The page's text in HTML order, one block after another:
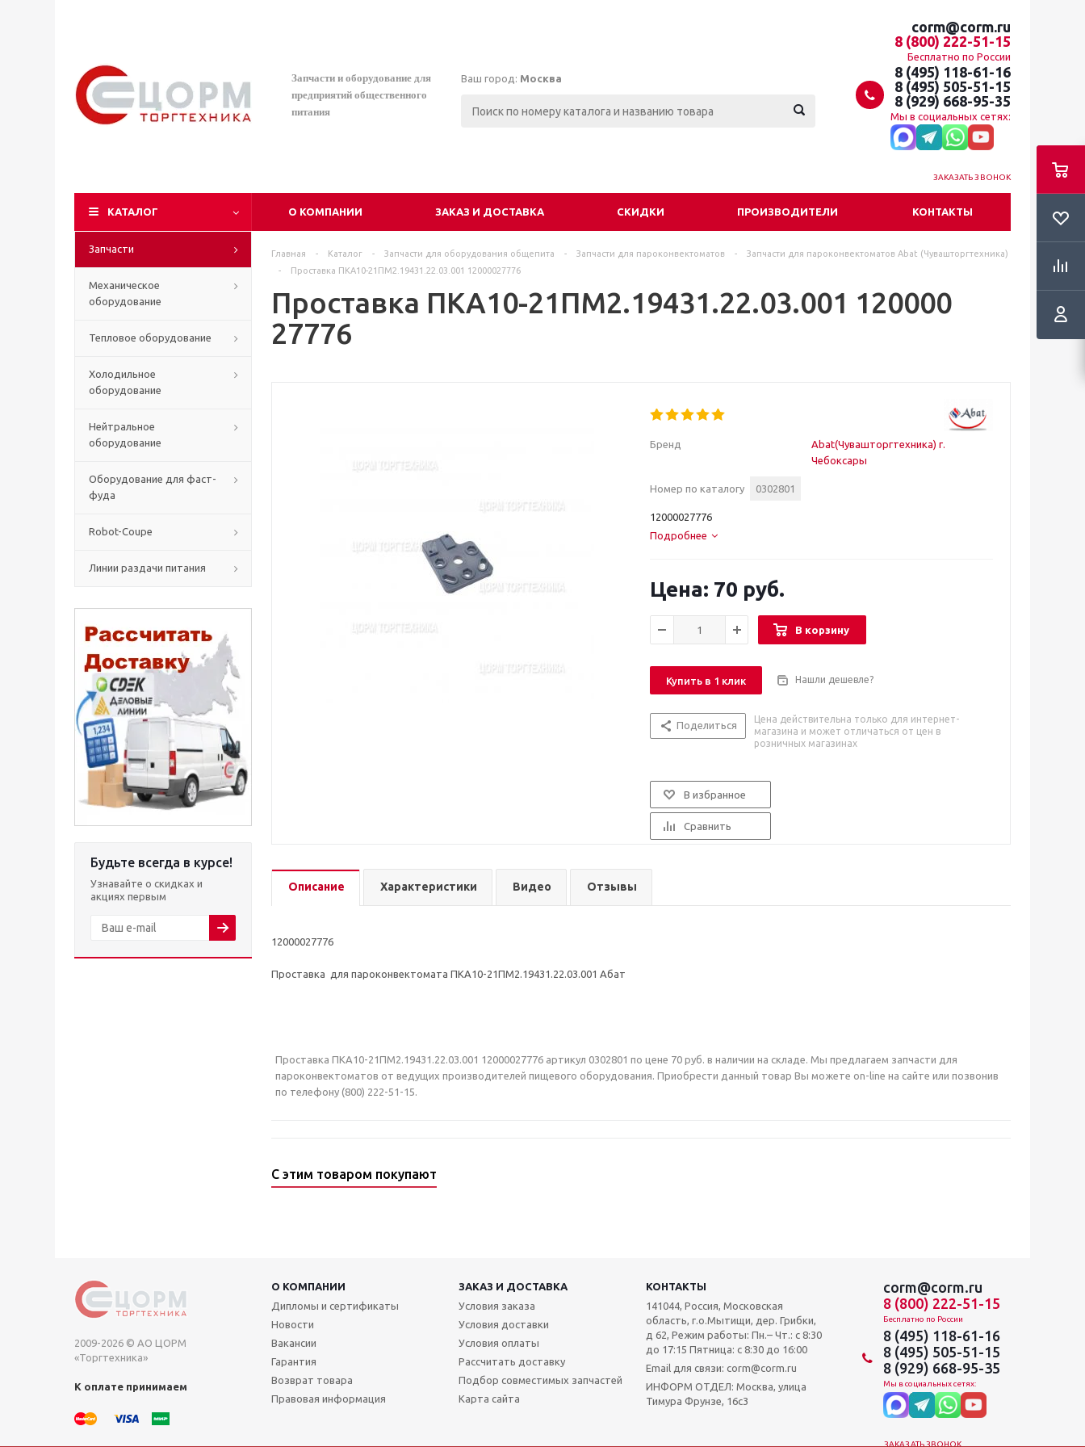
Запчасти и оборудование для
предприятий общественного
питания
Ваш город: Москва
corm@corm.ru
8 (800) 222-51-15
Бесплатно по России
8 (495) 118-61-16
8 (495) 505-51-15
8 (929) 668-95-35
Мы в социальных сетях:
ЗАКАЗАТЬ ЗВОНОК
КАТАЛОГ О КОМПАНИИ ЗАКАЗ И ДОСТАВКА СКИДКИ ПРОИЗВОДИТЕЛИ КОНТАКТЫ
Запчасти
Механическое
оборудование
Тепловое оборудование
Холодильное
оборудование
Нейтральное
оборудование
Оборудование для фаст-
фуда
Robot-Coupe
Линии раздачи питания
Будьте всегда в курсе!
Узнавайте о скидках и
акциях первым
Главная - Каталог - Запчасти для оборудования общепита - Запчасти для пароконвектоматов -
Запчасти для пароконвектоматов Abat (Чувашторгтехника)
-
Проставка ПКА10-21ПМ2.19431.22.03.001 12000027776
Проставка ПКА10-21ПМ2.19431.22.03.001 120000
27776
Бренд
Abat(Чувашторгтехника) г.
Чебоксары
Номер по каталогу 0302801
12000027776
Подробнее
70 руб.
В корзину
Купить в 1 клик Нашли дешевле?
Поделиться
Цена действительна только для интернет-
магазина и может отличаться от цен в
розничных магазинах
В избранное
Сравнить
Описание Характеристики Видео Отзывы
12000027776
Проставка для пароконвектомата ПКА10-21ПМ2.19431.22.03.001 Абат
Проставка ПКА10-21ПМ2.19431.22.03.001 12000027776 артикул 0302801 по цене 70 руб. в наличии на складе. Мы предлагаем запчасти для
пароконвектоматов от ведущих производителей пищевого оборудования. Приобрести данный товар Вы можете on-line на сайте или позвонив
по телефону (800) 222-51-15.
С этим товаром покупают
2009-2026 © АО ЦОРМ
«Торгтехника»
К оплате принимаем
О КОМПАНИИ ЗАКАЗ И ДОСТАВКА
КОНТАКТЫ
Дипломы и сертификаты
Новости
Вакансии
Гарантия
Возврат товара
Правовая информация
Условия заказа
Условия доставки
Условия оплаты
Рассчитать доставку
Подбор совместимых запчастей
Карта сайта
141044, Россия, Московская
область, г.о.Мытищи, дер. Грибки,
д 62, Режим работы: Пн.– Чт.: с 8:30
до 17:15 Пятница: c 8:30 до 16:00
Email для связи: corm@corm.ru
ИНФОРМ ОТДЕЛ: Москва, улица
Тимура Фрунзе, 16с3
corm@corm.ru
8 (800) 222-51-15
Бесплатно по России
8 (495) 118-61-16
8 (495) 505-51-15
8 (929) 668-95-35
Мы в социальных сетях:
ЗАКАЗАТЬ ЗВОНОК